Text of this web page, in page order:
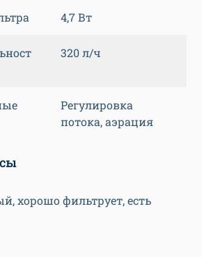
4,7 Вт
320 л/ч
Регулировка
потока, аэрация
хорошо фильтрует, есть